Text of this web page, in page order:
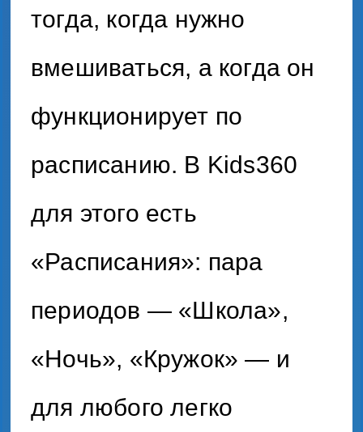
тогда, когда нужно
вмешиваться, а когда он
функционирует по
расписанию. В Kids360
для этого есть
«Расписания»: пара
периодов — «Школа»,
«Ночь», «Кружок» — и
для любого легко